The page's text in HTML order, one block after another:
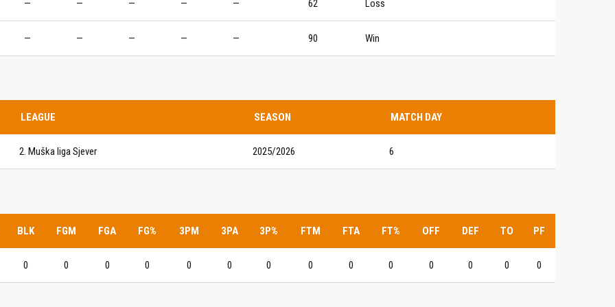
— — — — — 62 Loss
— — — — — 90 Win
LEAGUE SEASON MATCH DAY
2. Muška liga Sjever 2025/2026 6
BLK FGM FGA FG% 3PM 3PA 3P% FTM FTA FT% OFF DEF TO PF
0 0 0 0 0 0 0 0 0 0 0 0 0 0
trener seniorske
trenerski stožer
u revijalnoj utakmici
NCAA ekipu OBU
Pretkadeti U15